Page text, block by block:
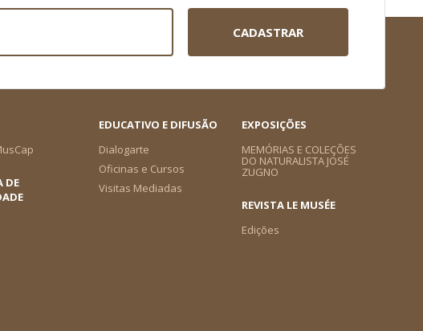
CADASTRAR
EDUCATIVO E DIFUSÃO
Dialogarte
Oficinas e Cursos
Visitas Mediadas
EXPOSIÇÕES
MEMÓRIAS E COLEÇÕES
DO NATURALISTA JOSÉ
ZUGNO
DE
REVISTA LE MUSÉE
Edições